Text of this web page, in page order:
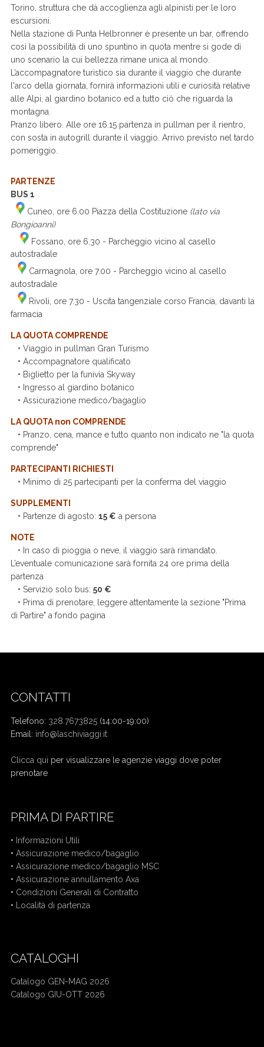
Torino, struttura che dà accoglienza agli alpinisti per le loro
escursioni.
Nella stazione di Punta Helbronner è presente un bar, offrendo
così la possibilità di uno spuntino in quota mentre si gode di
uno scenario la cui bellezza rimane unica al mondo.
L’accompagnatore turistico sia durante il viaggio che durante
l'arco della giornata, fornirà informazioni utili e curiosità relative
alle Alpi, al giardino botanico ed a tutto ciò che riguarda la
montagna.
Pranzo libero. Alle ore 16.15 partenza in pullman per il rientro,
con sosta in autogrill durante il viaggio. Arrivo previsto nel tardo
pomeriggio.
PARTENZE
BUS 1
Cuneo, ore 6.00 Piazza della Costituzione (lato via
Bongioanni)
Fossano, ore 6.30 - Parcheggio vicino al casello
autostradale
Carmagnola, ore 7.00 - Parcheggio vicino al casello
autostradale
Rivoli, ore 7.30 - Uscita tangenziale corso Francia, davanti la
farmacia
LA QUOTA COMPRENDE
• Viaggio in pullman Gran Turismo
• Accompagnatore qualificato
• Biglietto per la funivia Skyway
• Ingresso al giardino botanico
• Assicurazione medico/bagaglio
LA QUOTA non COMPRENDE
• Pranzo, cena, mance e tutto quanto non indicato ne "la quota
comprende"
PARTECIPANTI RICHIESTI
• Minimo di 25 partecipanti per la conferma del viaggio
SUPPLEMENTI
• Partenze di agosto: 15 € a persona
NOTE
• In caso di pioggia o neve, il viaggio sarà rimandato.
L’eventuale comunicazione sarà fornita 24 ore prima della
partenza
• Servizio solo bus: 50 €
• Prima di prenotare, leggere attentamente la sezione "Prima
di Partire" a fondo pagina
CONTATTI
Telefono: 328.7673825 (14:00-19:00)
Email: info@laschiviaggi.it
Clicca qui per visualizzare le agenzie viaggi dove poter
prenotare
PRIMA DI PARTIRE
• Informazioni Utili
• Assicurazione medico/bagaglio
• Assicurazione medico/bagaglio MSC
• Assicurazione annullamento Axa
• Condizioni Generali di Contratto
• Località di partenza
CATALOGHI
Catalogo GEN-MAG 2026
Catalogo GIU-OTT 2026